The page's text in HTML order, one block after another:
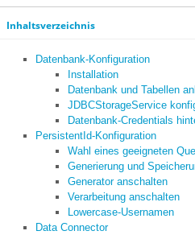
Inhaltsverzeichnis
Datenbank-Konfiguration
Installation
Datenbank und Tabellen
JDBCStorageService
Datenbank-Credentials
PersistentId-Konfiguration
Wahl eines geeigneten
Generierung und
Generator anschalten
Verarbeitung anschalten
Lowercase-Usernamen
Data Connector